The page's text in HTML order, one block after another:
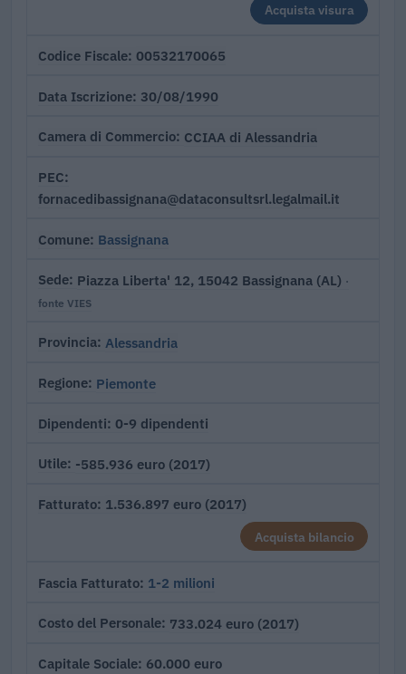
Acquista visura
Codice Fiscale 00532170065
Data Iscrizione 30/08/1990
Camera di Commercio CCIAA di Alessandria
PEC
fornacedibassignana@dataconsultsrl.legalmail.it
Comune Bassignana
Sede Piazza Liberta' 12, 15042 Bassignana (AL) ·
fonte VIES
Provincia Alessandria
Regione Piemonte
Dipendenti 0-9 dipendenti
Utile -585.936 euro (2017)
Fatturato 1.536.897 euro (2017)
Acquista bilancio
Fascia Fatturato 1-2 milioni
Costo del Personale 733.024 euro (2017)
Capitale Sociale 60.000 euro